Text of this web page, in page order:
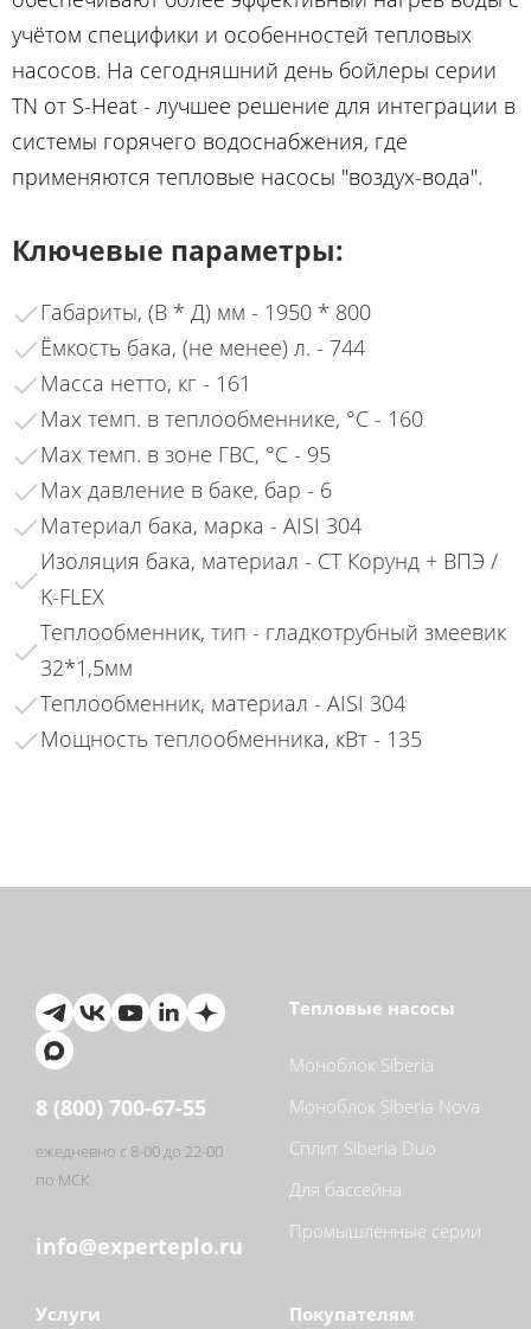
учётом специфики и особенностей тепловых
насосов. На сегодняшний день бойлеры серии
ТN от S-Heat - лучшее решение для интеграции в
системы горячего водоснабжения, где
применяются тепловые насосы "воздух-вода".
Ключевые параметры:
Габариты, (В * Д) мм - 1950 * 800
Ёмкость бака, (не менее) л. - 744
Масса нетто, кг - 161
Max темп. в теплообменнике, °С - 160
Max темп. в зоне ГВС, °С - 95
Max давление в баке, бар - 6
Материал бака, марка - AISI 304
Изоляция бака, материал - СТ Корунд + ВПЭ /
K-FLEX
Теплообменник, тип - гладкотрубный змеевик
32*1,5мм
Теплообменник, материал - AISI 304
Мощность теплообменника, кВт - 135
8 (800) 700-67-55
ежедневно с 8-00 до 22-00
по МСК
info@experteplo.ru
Тепловые насосы
Моноблок Siberia
Моноблок Siberia Nova
Сплит Siberia Duo
Для бассейна
Промышленные серии
Услуги Покупателям